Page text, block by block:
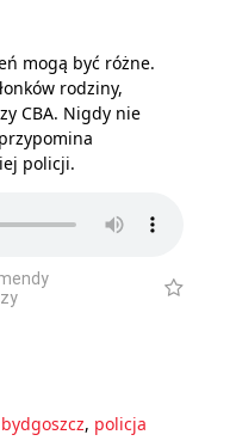
mogą być różne.
rodziny,
CBA. Nigdy nie
policji.
bydgoszcz, policja